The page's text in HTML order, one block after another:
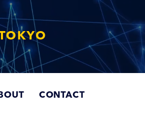
CONTACT